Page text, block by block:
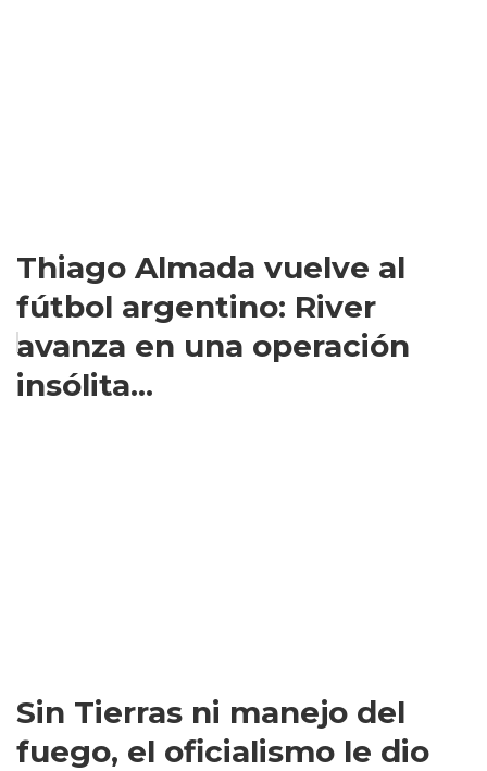
Thiago Almada vuelve al
fútbol argentino: River
avanza en una operación
insólita...
Sin Tierras ni manejo del
fuego, el oficialismo le dio